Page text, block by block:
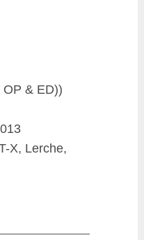
OP & ED))
X, Lerche,